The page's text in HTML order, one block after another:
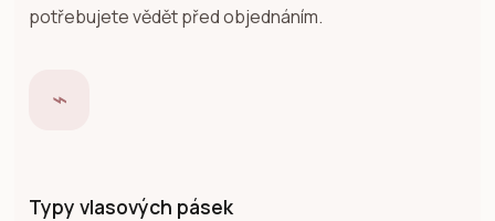
potřebujete vědět před objednáním.
⌁
Typy vlasových pásek